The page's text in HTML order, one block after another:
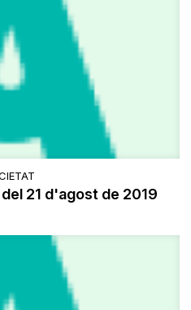
21 d'agost de 2019